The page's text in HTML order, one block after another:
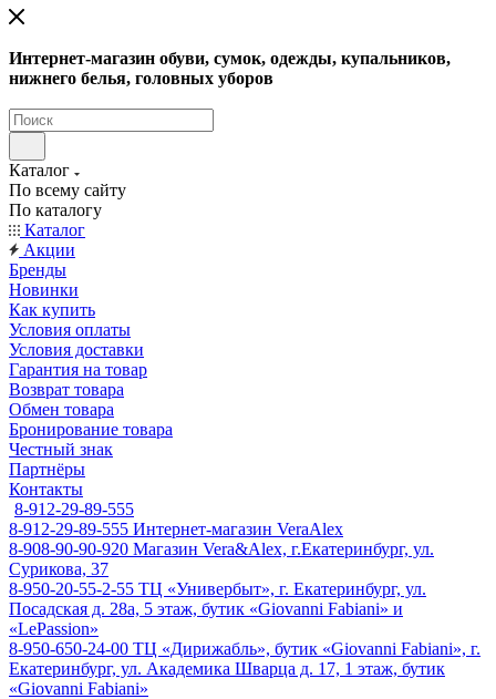
Интернет-магазин обуви, сумок, одежды, купальников,
нижнего белья, головных уборов
Каталог
По всему сайту
По каталогу
Каталог
Акции
Бренды
Новинки
Как купить
Условия оплаты
Условия доставки
Гарантия на товар
Возврат товара
Обмен товара
Бронирование товара
Честный знак
Партнёры
Контакты
8-912-29-89-555
8-912-29-89-555 Интернет-магазин VeraAlex
8-908-90-90-920 Магазин Vera&Alex, г.Екатеринбург, ул.
Сурикова, 37
8-950-20-55-2-55 ТЦ «Универбыт», г. Екатеринбург, ул.
Посадская д. 28а, 5 этаж, бутик «Giovanni Fabiani» и
«LePassion»
8-950-650-24-00 ТЦ «Дирижабль», бутик «Giovanni Fabiani», г.
Екатеринбург, ул. Академика Шварца д. 17, 1 этаж, бутик
«Giovanni Fabiani»